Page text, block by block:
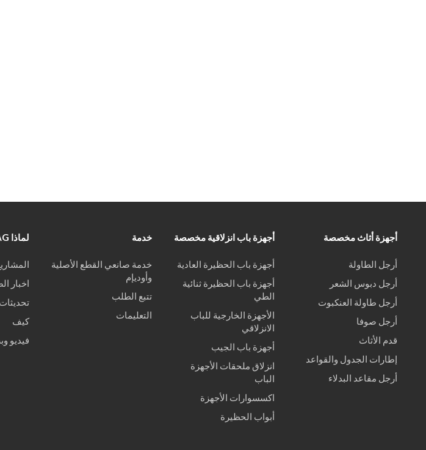
أجهزة أثاث مخصصة
أرجل الطاولة
أرجل دبوس الشعر
أرجل طاولة العنكبوت
أرجل صوفا
قدم الأثاث
إطارات الجدول والقواعد
أرجل مقاعد البدلاء
أجهزة باب انزلاقية مخصصة
أجهزة باب الحظيرة العادية
أجهزة باب الحظيرة ثنائية
الطي
الأجهزة الخارجية للباب
الانزلاقي
أجهزة باب الجيب
انزلاق ملحقات الأجهزة
الباب
اكسسوارات الأجهزة
أبواب الحظيرة
خدمة
خدمة صانعي القطع الأصلية
وأوديإم
تتبع الطلب
التعليمات
لماذا AAG
اخبار
كيف
فيديو